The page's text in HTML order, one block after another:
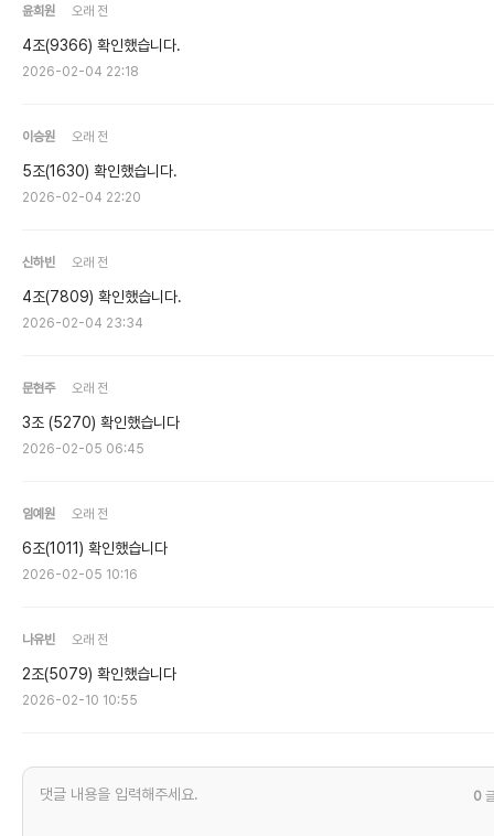
윤희원 오래 전
4조(9366) 확인했습니다.
2026-02-04 22:18
이승원 오래 전
5조(1630) 확인했습니다.
2026-02-04 22:20
신하빈 오래 전
4조(7809) 확인했습니다.
2026-02-04 23:34
문현주 오래 전
3조 (5270) 확인했습니다
2026-02-05 06:45
임예원 오래 전
6조(1011) 확인했습니다
2026-02-05 10:16
나유빈 오래 전
2조(5079) 확인했습니다
2026-02-10 10:55
0